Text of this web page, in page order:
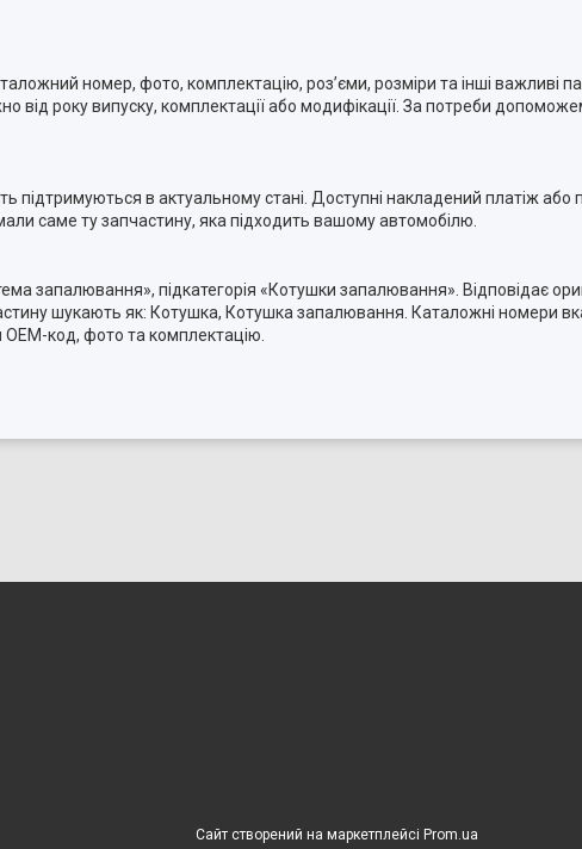
номер, фото, комплектацію, роз’єми, розміри та інші важливі
від року випуску, комплектації або модифікації. За потреби
підтримуються в актуальному стані. Доступні накладений платіж
саме ту запчастину, яка підходить вашому автомобілю.
запалювання», підкатегорія «Котушки запалювання». Відповідає
шукають як: Котушка, Котушка запалювання. Каталожні номери
код, фото та комплектацію.
Сайт створений на маркетплейсі Prom.ua